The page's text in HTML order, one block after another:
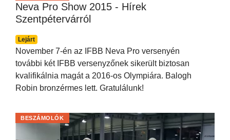
Neva Pro Show 2015 - Hírek
Szentpétervárról
Lejárt
November 7-én az IFBB Neva Pro versenyén
további két IFBB versenyzőnek sikerült biztosan
kvalifikálnia magát a 2016-os Olympiára. Balogh
Robin bronzérmes lett. Gratulálunk!
BESZÁMOLÓK